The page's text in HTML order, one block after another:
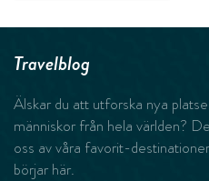
Travelblog
Älskar du att utforska nya
människor från hela världen?
oss av våra favorit-
börjar här.